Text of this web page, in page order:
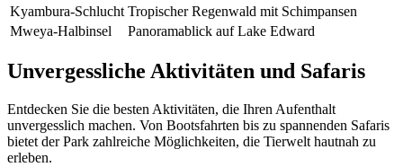
Kyambura-Schlucht Tropischer Regenwald mit Schimpansen
Mweya-Halbinsel
Panoramablick auf Lake Edward
Unvergessliche Aktivitäten und Safaris
Entdecken Sie die besten Aktivitäten, die Ihren Aufenthalt
unvergesslich machen. Von Bootsfahrten bis zu spannenden Safaris
bietet der Park zahlreiche Möglichkeiten, die Tierwelt hautnah zu
erleben.